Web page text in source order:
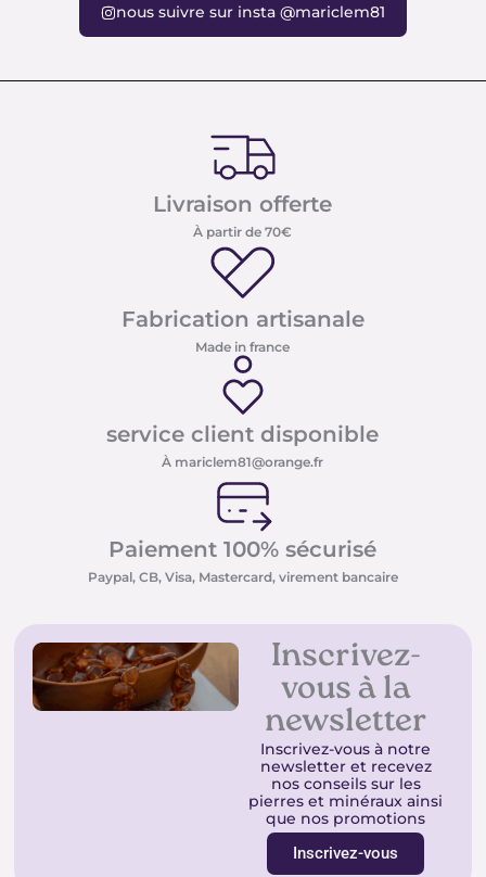
nous suivre sur insta @mariclem81
Livraison offerte
À partir de 70€
Fabrication artisanale
Made in france
service client disponible
À mariclem81@orange.fr
Paiement 100% sécurisé
Paypal, CB, Visa, Mastercard, virement bancaire
Inscrivez-
vous à la
newsletter
Inscrivez-vous à notre
newsletter et recevez
nos conseils sur les
pierres et minéraux ainsi
que nos promotions
Inscrivez-vous